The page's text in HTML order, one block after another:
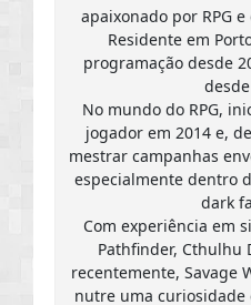
apaixonado por RPG
Residente em
programação desde
No mundo do RPG,
jogador em 2014 e,
mestrar campanhas
especialmente dentro
dark
Com experiência em
Pathfinder, Cthulhu
recentemente, Savage
nutre uma curiosidade